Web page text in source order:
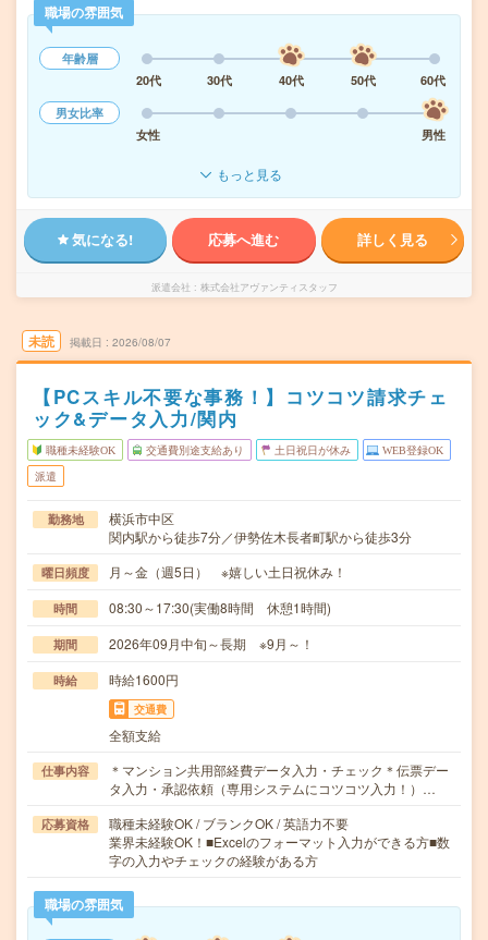
職場の雰囲気
年齢層
20代
30代 40代 50代
60代
男女比率
女性
男性
もっと見る
気になる! 応募へ進む 詳しく見る
派遣会社 株式会社アヴァンティスタッフ
未読 掲載日 2026/08/07
【PCスキル不要な事務！】コツコツ請求チェ
ック&データ入力/関内
職種未経験OK 交通費別途支給あり 土日祝日が休み WEB登録OK
派遣
勤務地
横浜市中区
関内駅から徒歩7分／伊勢佐木長者町駅から徒歩3分
曜日頻度 月～金（週5日） ※嬉しい土日祝休み！
時間 08:30～17:30(実働8時間 休憩1時間)
期間 2026年09月中旬～長期 ※9月～！
時給 時給1600円
交通費
全額支給
仕事内容
＊マンション共用部経費データ入力・チェック＊伝票デー
タ入力・承認依頼（専用システムにコツコツ入力！）…
応募資格
職種未経験OK / ブランクOK / 英語力不要
業界未経験OK！■Excelのフォーマット入力ができる方■数
字の入力やチェックの経験がある方
職場の雰囲気